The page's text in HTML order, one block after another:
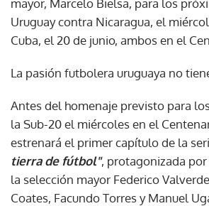
Uruguay contra Nicaragua, el
Cuba, el 20 de junio, ambos en el
La pasión futbolera uruguaya no
Antes del homenaje previsto para
la Sub-20 el miércoles en el
estrenará el primer capítulo de la
tierra de fútbol", protagonizada
la selección mayor Federico
Coates, Facundo Torres y Manuel